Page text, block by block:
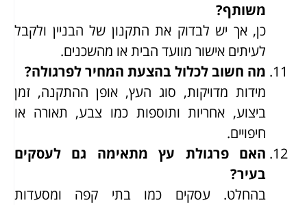
משותף?
כן, אך יש לבדוק את התקנון של הבניין ולקבל
לעיתים אישור מוועד הבית או מהשכנים.
מה חשוב לכלול בהצעת המחיר לפרגולה?
מידות מדויקות, סוג העץ, אופן ההתקנה, זמן
ביצוע, אחריות ותוספות כמו צבע, תאורה או
חיפויים.
האם פרגולת עץ מתאימה גם לעסקים
בעיר?
בהחלט. עסקים כמו בתי קפה ומסעדות